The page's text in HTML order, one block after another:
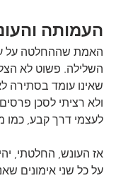
העמותה
האמת שההחלטה על
השלילה. פשוט לא
שאינו עומד בסתירה
ולא רציתי לסכן
לעצמי דרך קבע, כמו
אז העונש, החלטתי,
על כל שני אימונים